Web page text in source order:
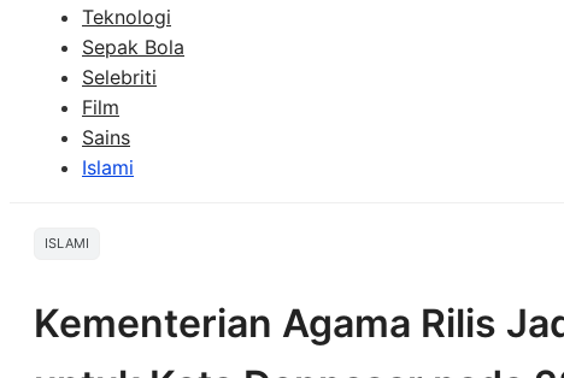
Teknologi
Sepak Bola
Selebriti
Film
Sains
Islami
ISLAMI
Kementerian Agama Rilis